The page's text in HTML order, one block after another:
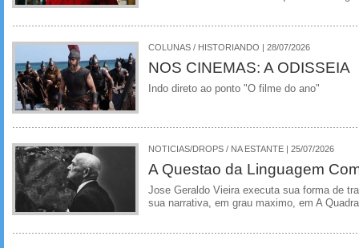
COLUNAS / HISTORIANDO | 28/07/2026
NOS CINEMAS: A ODISSEIA
Indo direto ao ponto "O filme do ano"
NOTICIAS/DROPS / NA ESTANTE | 25/07/2026
A Questao da Linguagem
Jose Geraldo Vieira executa sua forma de
sua narrativa, em grau maximo, em A